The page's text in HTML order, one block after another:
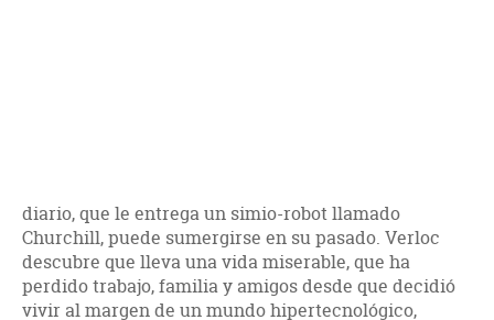
diario, que le entrega un simio-robot llamado
Churchill, puede sumergirse en su pasado. Verloc
descubre que lleva una vida miserable, que ha
perdido trabajo, familia y amigos desde que decidió
vivir al margen de un mundo hipertecnológico,